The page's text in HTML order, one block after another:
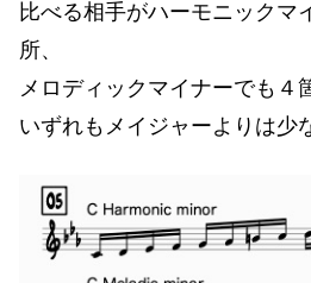
比べる相手がハーモニックマ
所、
メロディックマイナーでも４
いずれもメイジャーよりは少